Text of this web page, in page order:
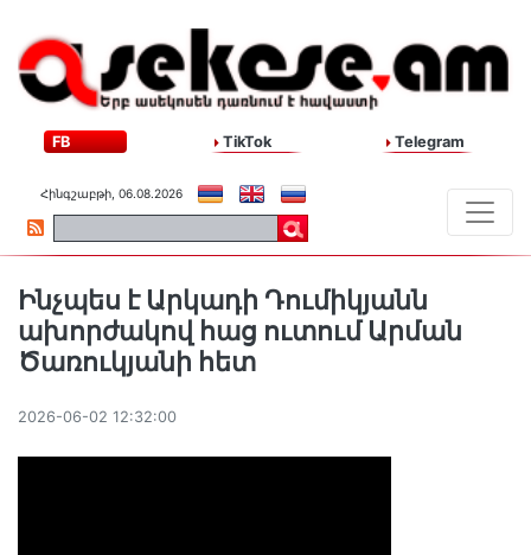
FB TikTok Telegram
Հինգշաբթի, 06.08.2026
Ինչպես է Արկադի Դումիկյանն
ախորժակով հաց ուտում Արման
Ծառուկյանի հետ
2026-06-02 12:32:00